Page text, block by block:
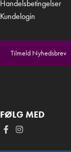
Handelsbetingelser
Kundelogin
Tilmeld Nyhedsbrev
FØLG MED